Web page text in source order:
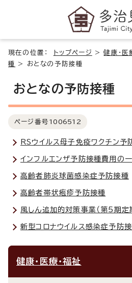
現在の位置： トップページ >健康・医
種
> おとなの予防接種
おとなの予防接種
ページ番号 1006512
RSウイルス母子免疫ワクチン予
インフルエンザ予防接種費用の
高齢者肺炎球菌感染症予防接種
高齢者帯状疱疹予防接種
風しん追加的対策事業（第5期定
新型コロナウイルス感染症予防
健康・医療・福祉